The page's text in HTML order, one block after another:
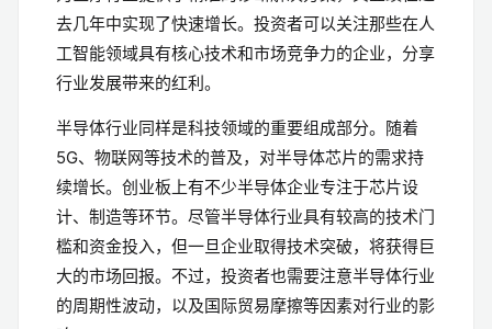
去几年中实现了快速增长。投资者可以关注那些在人
工智能领域具有核心技术和市场竞争力的企业，分享
行业发展带来的红利。
半导体行业同样是科技领域的重要组成部分。随着
5G、物联网等技术的普及，对半导体芯片的需求持
续增长。创业板上有不少半导体企业专注于芯片设
计、制造等环节。尽管半导体行业具有较高的技术门
槛和资金投入，但一旦企业取得技术突破，将获得巨
大的市场回报。不过，投资者也需要注意半导体行业
的周期性波动，以及国际贸易摩擦等因素对行业的影